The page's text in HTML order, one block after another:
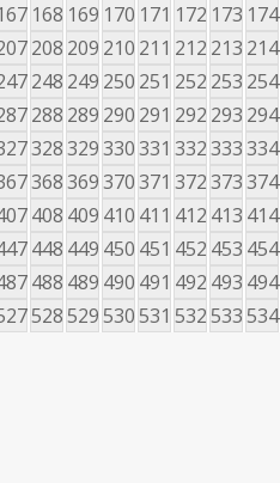
168 169 170 171 172 173 174
208 209 210 211 212 213 214
248 249 250 251 252 253 254
288 289 290 291 292 293 294
328329330331 332333334
368369370371 372373374
408 409 410 411 412 413 414
448 449 450 451 452 453 454
488 489 490 491 492 493 494
528529530531 532533534